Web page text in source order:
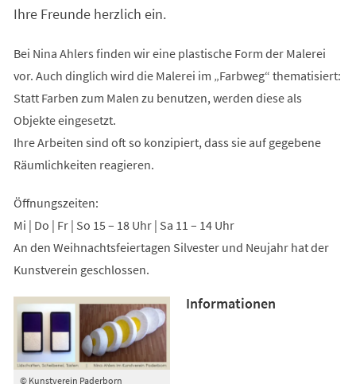
Ihre Freunde herzlich ein.
Bei Nina Ahlers finden wir eine plastische Form der Malerei
vor. Auch dinglich wird die Malerei im „Farbweg“ thematisiert:
Statt Farben zum Malen zu benutzen, werden diese als
Objekte eingesetzt.
Ihre Arbeiten sind oft so konzipiert, dass sie auf gegebene
Räumlichkeiten reagieren.
Öffnungszeiten:
Mi | Do | Fr | So 15 – 18 Uhr | Sa 11 – 14 Uhr
An den Weihnachtsfeiertagen Silvester und Neujahr hat der
Kunstverein geschlossen.
© Kunstverein Paderborn
Informationen